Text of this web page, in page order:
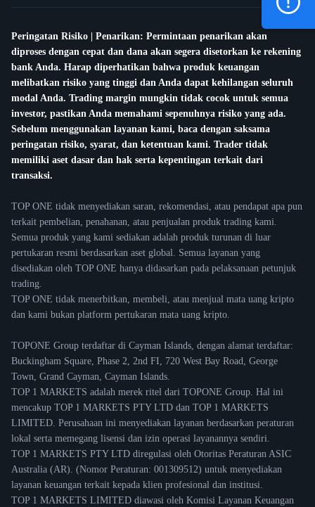
Peringatan Risiko | Penarikan: Permintaan penarikan akan
diproses dengan cepat dan dana akan segera disetorkan ke rekening
bank Anda. Harap diperhatikan bahwa produk keuangan
melibatkan risiko yang tinggi dan Anda dapat kehilangan seluruh
modal Anda. Trading margin mungkin tidak cocok untuk semua
investor, pastikan Anda memahami sepenuhnya risiko yang ada.
Sebelum menggunakan layanan kami, baca dengan saksama
peringatan risiko, syarat, dan ketentuan kami. Trader tidak
memiliki aset dasar dan hak serta kepentingan terkait dari
transaksi.
TOP ONE tidak menyediakan saran, rekomendasi, atau pendapat apa pun
terkait pembelian, penahanan, atau penjualan produk trading kami.
Semua produk yang kami sediakan adalah produk turunan di luar
pertukaran resmi berdasarkan aset global. Semua layanan yang
disediakan oleh TOP ONE hanya didasarkan pada pelaksanaan petunjuk
trading.
TOP ONE tidak menerbitkan, membeli, atau menjual mata uang kripto
dan kami bukan platform pertukaran mata uang kripto.
TOPONE Group terdaftar di Cayman Islands, dengan alamat terdaftar:
Buckingham Square, Phase 2, 2nd FI, 720 West Bay Road, George
Town, Grand Cayman, Cayman Islands.
TOP 1 MARKETS adalah merek ritel dari TOPONE Group. Hal ini
mencakup TOP 1 MARKETS PTY LTD dan TOP 1 MARKETS
LIMITED. Perusahaan ini menyediakan layanan berdasarkan peraturan
lokal serta memegang lisensi dan izin operasi layanannya sendiri.
TOP 1 MARKETS PTY LTD diregulasi oleh Otoritas Peraturan ASIC
Australia (AR). (Nomor Peraturan: 001309512) untuk menyediakan
layanan keuangan terkait kepada klien profesional dan institusi.
TOP 1 MARKETS LIMITED diawasi oleh Komisi Layanan Keuangan